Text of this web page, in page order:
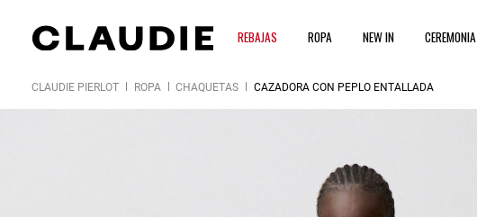
REBAJAS ROPA NEW IN CEREMONIA
CLAUDIE PIERLOT ROPA CHAQUETAS CAZADORA CON PEPLO ENTALLADA